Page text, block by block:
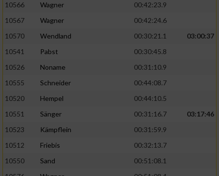
10566
Wagner
00:42:23.9
10567
Wagner
00:42:24.6
10570
Wendland 00:30:21.1
03:00:37
10541
Pabst
00:30:45.8
10526
Noname
00:31:10.9
10555
Schneider
00:44:08.7
10520
Hempel
00:44:10.5
10551
Sänger 00:31:16.7
03:17:46
10523
Kämpflein
00:31:59.9
10512
Friebis
00:32:13.7
10550
Sand
00:51:08.1